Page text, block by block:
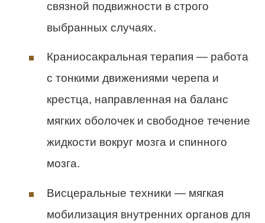
связной подвижности в строго
выбранных случаях.
Краниосакральная терапия — работа
с тонкими движениями черепа и
крестца, направленная на баланс
мягких оболочек и свободное течение
жидкости вокруг мозга и спинного
мозга.
Висцеральные техники — мягкая
мобилизация внутренних органов для